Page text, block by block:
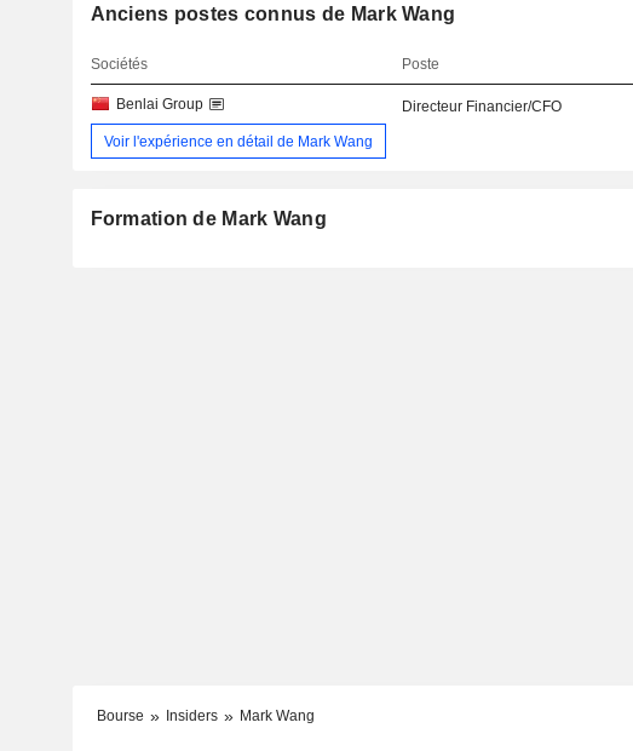
Anciens postes connus de Mark Wang
Sociétés Poste
Benlai Group Directeur Financier/CFO
Voir l'expérience en détail de Mark Wang
Formation de Mark Wang
Bourse Insiders Mark Wang